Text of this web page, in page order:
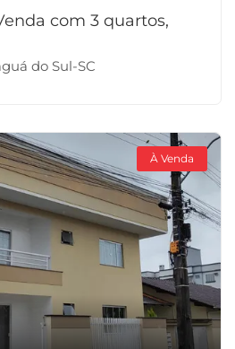
com 3 quartos,
do Sul-SC
À Venda